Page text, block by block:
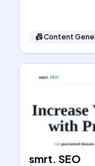
📠Content
smrt. SEO